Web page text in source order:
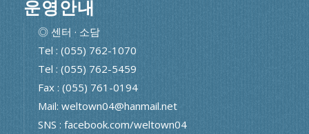
운영안내
◎ 센터 · 소담
Tel : (055) 762-1070
Tel : (055) 762-5459
Fax : (055) 761-0194
Mail: weltown04@hanmail.net
SNS : facebook.com/weltown04